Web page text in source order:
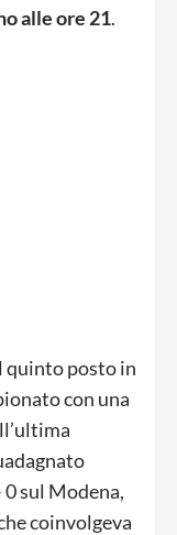
alle ore 21.
quinto posto in
con una
sul Modena,
coinvolgeva